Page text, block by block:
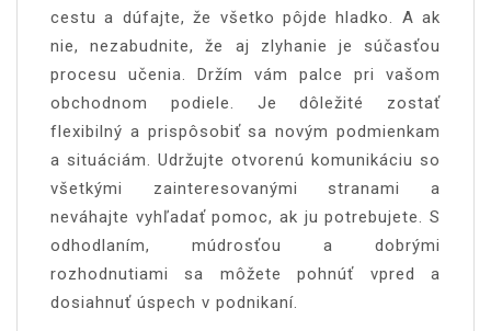
cestu a dúfajte, že všetko pôjde hladko. A ak
nie, nezabudnite, že aj zlyhanie je súčasťou
procesu učenia. Držím vám palce pri vašom
obchodnom podiele. Je dôležité zostať
flexibilný a prispôsobiť sa novým podmienkam
a situáciám. Udržujte otvorenú komunikáciu so
všetkými zainteresovanými stranami a
neváhajte vyhľadať pomoc, ak ju potrebujete. S
odhodlaním, múdrosťou a dobrými
rozhodnutiami sa môžete pohnúť vpred a
dosiahnuť úspech v podnikaní.